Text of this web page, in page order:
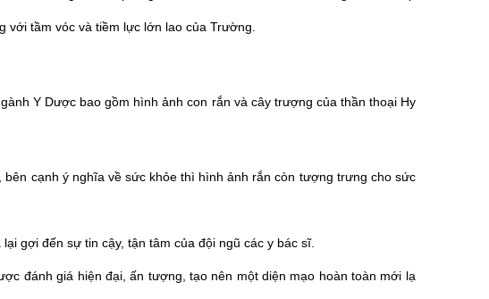
với tầm vóc và tiềm lực lớn lao của Trường.
Y Dược bao gồm hình ảnh con rắn và cây trượng của thần thoại Hy
cạnh ý nghĩa về sức khỏe thì hình ảnh rắn còn tượng trưng cho sức
gợi đến sự tin cậy, tận tâm của đội ngũ các y bác sĩ.
đánh giá hiện đại, ấn tượng, tạo nên một diện mạo hoàn toàn mới lạ